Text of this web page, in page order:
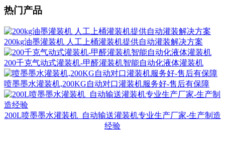
热门产品
200kg油墨灌装机 人工上桶灌装机提供自动灌装解决方案
200千克气动式灌装机-甲醛灌装机智能自动化液体灌装机
喷墨墨水灌装机,200KG自动对口灌装机服务好-售后有保障
200L喷墨墨水灌装机_自动输送灌装机专业生产厂家-生产制造
经验